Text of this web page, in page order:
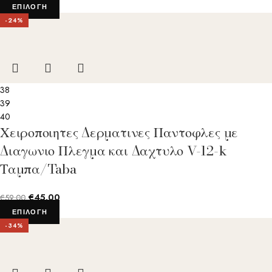
ΕΠΙΛΟΓΉ
-24%
38
39
40
Χειροποιητες Δερματινες Παντοφλες με
Διαγωνιο Πλεγμα και Δαχτυλο V-12-k
Ταμπα/Taba
€59.00 €45.00
ΕΠΙΛΟΓΉ
-34%